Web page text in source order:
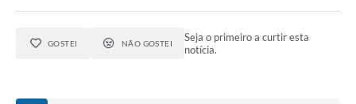
GOSTEI NÃO GOSTEI
Seja o primeiro a curtir esta
notícia.